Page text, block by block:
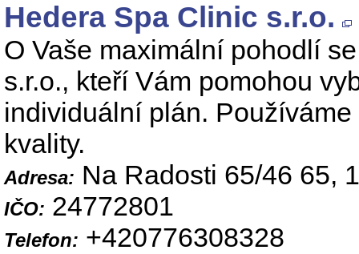
Hedera Spa Clinic s.r.o.
O Vaše maximální pohodlí
s.r.o., kteří Vám pomohou
individuální plán.
kvality.
Adresa: Na Radosti 65/46 65,
IČO: 24772801
Telefon: +420776308328